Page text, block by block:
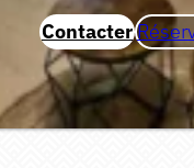
Contacter